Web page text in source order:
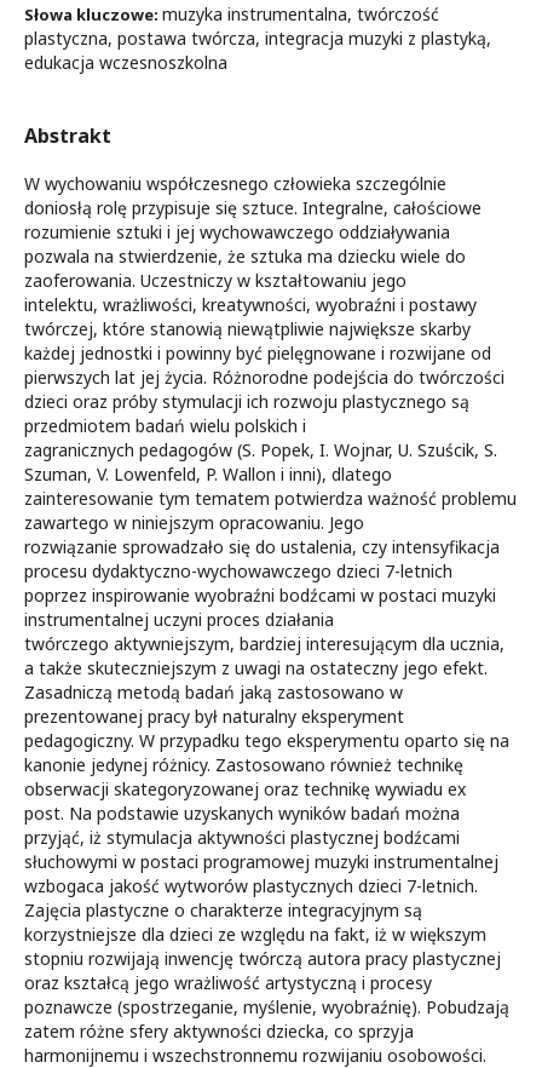
Słowa kluczowe: muzyka instrumentalna, twórczość
plastyczna, postawa twórcza, integracja muzyki z plastyką,
edukacja wczesnoszkolna
Abstrakt
W wychowaniu współczesnego człowieka szczególnie
doniosłą rolę przypisuje się sztuce. Integralne, całościowe
rozumienie sztuki i jej wychowawczego oddziaływania
pozwala na stwierdzenie, że sztuka ma dziecku wiele do
zaoferowania. Uczestniczy w kształtowaniu jego
intelektu, wrażliwości, kreatywności, wyobraźni i postawy
twórczej, które stanowią niewątpliwie największe skarby
każdej jednostki i powinny być pielęgnowane i rozwijane od
pierwszych lat jej życia. Różnorodne podejścia do twórczości
dzieci oraz próby stymulacji ich rozwoju plastycznego są
przedmiotem badań wielu polskich i
zagranicznych pedagogów (S. Popek, I. Wojnar, U. Szuścik, S.
Szuman, V. Lowenfeld, P. Wallon i inni), dlatego
zainteresowanie tym tematem potwierdza ważność problemu
zawartego w niniejszym opracowaniu. Jego
rozwiązanie sprowadzało się do ustalenia, czy intensyfikacja
procesu dydaktyczno-wychowawczego dzieci 7-letnich
poprzez inspirowanie wyobraźni bodźcami w postaci muzyki
instrumentalnej uczyni proces działania
twórczego aktywniejszym, bardziej interesującym dla ucznia,
a także skuteczniejszym z uwagi na ostateczny jego efekt.
Zasadniczą metodą badań jaką zastosowano w
prezentowanej pracy był naturalny eksperyment
pedagogiczny. W przypadku tego eksperymentu oparto się na
kanonie jedynej różnicy. Zastosowano również technikę
obserwacji skategoryzowanej oraz technikę wywiadu ex
post. Na podstawie uzyskanych wyników badań można
przyjąć, iż stymulacja aktywności plastycznej bodźcami
słuchowymi w postaci programowej muzyki instrumentalnej
wzbogaca jakość wytworów plastycznych dzieci 7-letnich.
Zajęcia plastyczne o charakterze integracyjnym są
korzystniejsze dla dzieci ze względu na fakt, iż w większym
stopniu rozwijają inwencję twórczą autora pracy plastycznej
oraz kształcą jego wrażliwość artystyczną i procesy
poznawcze (spostrzeganie, myślenie, wyobraźnię). Pobudzają
zatem różne sfery aktywności dziecka, co sprzyja
harmonijnemu i wszechstronnemu rozwijaniu osobowości.